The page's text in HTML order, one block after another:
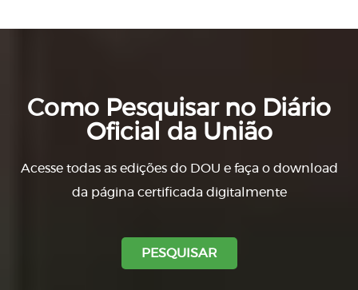
Como Pesquisar no Diário
Oficial da União
Acesse todas as edições do DOU e faça o download
da página certificada digitalmente
PESQUISAR